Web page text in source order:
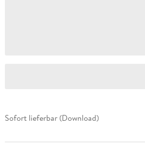
Sofort lieferbar (Download)